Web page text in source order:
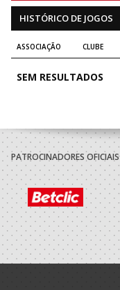
HISTÓRICO DE JOGOS
ASSOCIAÇÃO CLUBE
SEM RESULTADOS
PATROCINADORES OFICIAIS